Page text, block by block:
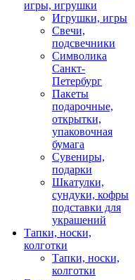
игры, игрушки
Игрушки, игры
Свечи,
подсвечники
Символика
Санкт-
Петербург
Пакеты
подарочные,
открытки,
упаковочная
бумага
Сувениры,
подарки
Шкатулки,
сундуки, кофры
подставки для
украшений
Тапки, носки,
колготки
Тапки, носки,
колготки